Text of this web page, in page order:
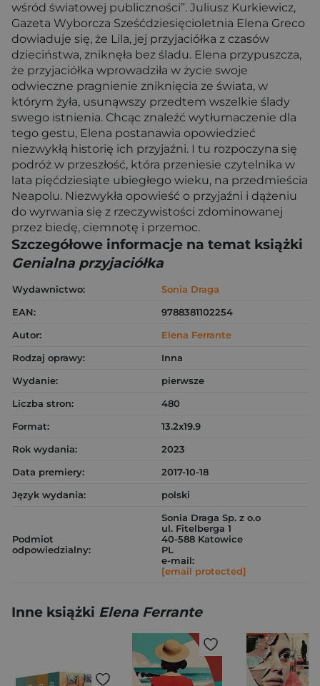
wśród światowej publiczności”. Juliusz Kurkiewicz,
Gazeta Wyborcza Sześćdziesięcioletnia Elena Greco
dowiaduje się, że Lila, jej przyjaciółka z czasów
dzieciństwa, zniknęła bez śladu. Elena przypuszcza,
że przyjaciółka wprowadziła w życie swoje
odwieczne pragnienie zniknięcia ze świata, w
którym żyła, usunąwszy przedtem wszelkie ślady
swego istnienia. Chcąc znaleźć wytłumaczenie dla
tego gestu, Elena postanawia opowiedzieć
niezwykłą historię ich przyjaźni. I tu rozpoczyna się
podróż w przeszłość, która przeniesie czytelnika w
lata pięćdziesiąte ubiegłego wieku, na przedmieścia
Neapolu. Niezwykła opowieść o przyjaźni i dążeniu
do wyrwania się z rzeczywistości zdominowanej
przez biedę, ciemnotę i przemoc.
Szczegółowe informacje na temat książki
Genialna przyjaciółka
Wydawnictwo:
Sonia Draga
EAN:
9788381102254
Autor:
Elena Ferrante
Rodzaj oprawy:
Inna
Wydanie:
pierwsze
Liczba stron:
480
Format:
13.2x19.9
Rok wydania:
2023
Data premiery:
2017-10-18
Język wydania:
polski
Podmiot
odpowiedzialny:
Sonia Draga Sp. z o.o
ul. Fitelberga 1
40-588 Katowice
PL
e-mail:
[email protected]
Inne książki Elena Ferrante